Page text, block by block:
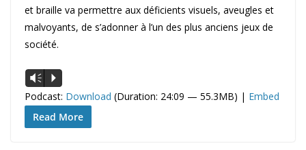
et braille va permettre aux déficients visuels, aveugles et
malvoyants, de s’adonner à l’un des plus anciens jeux de
société.
Lecteur
audio
Vm P
Podcast: Download (Duration: 24:09 — 55.3MB) | Embed
Read More